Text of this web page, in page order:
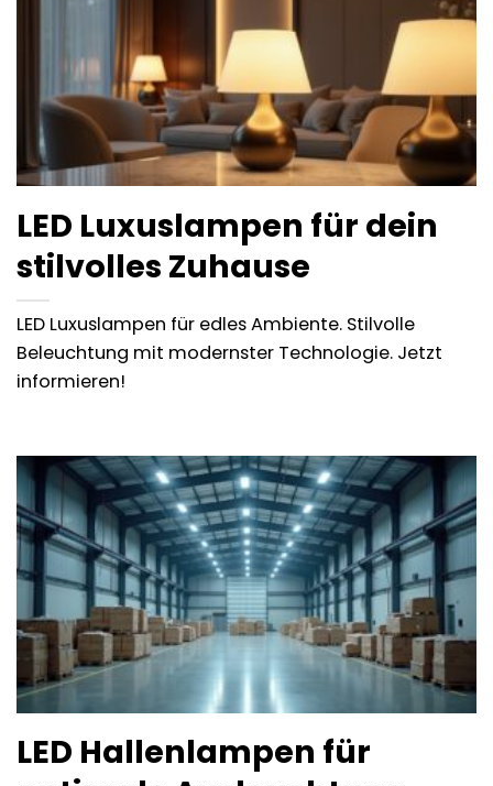
LED Luxuslampen für dein
stilvolles Zuhause
LED Luxuslampen für edles Ambiente. Stilvolle
Beleuchtung mit modernster Technologie. Jetzt
informieren!
LED Hallenlampen für